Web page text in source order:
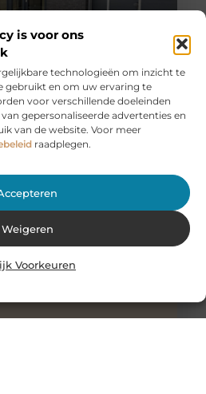
is voor ons
technologieën om inzicht te
gebruikt en om uw ervaring te
voor verschillende doeleinden
gepersonaliseerde advertenties en
van de website. Voor meer
raadplegen.
Weigeren
Voorkeuren
autoambulance bij JobCar –
oplossing
bent u aan het juiste adres voor
en autoambulances. Of u nu